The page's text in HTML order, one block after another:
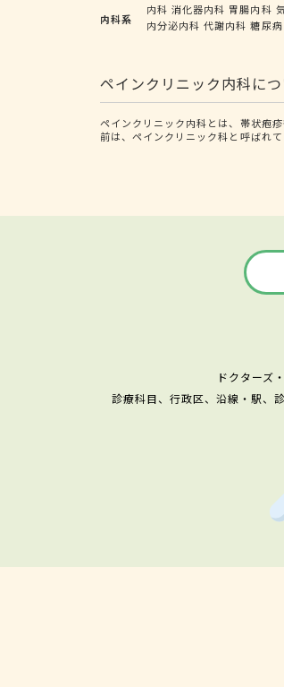
内科系
内科 消化器内科 胃腸内科
内分泌内科 代謝内科 糖尿
ペインクリニック内科に
ペインクリニック内科とは、帯状疱
前は、ペインクリニック科と呼ばれて
ドクターズ
診療科目、行政区、沿線・駅、